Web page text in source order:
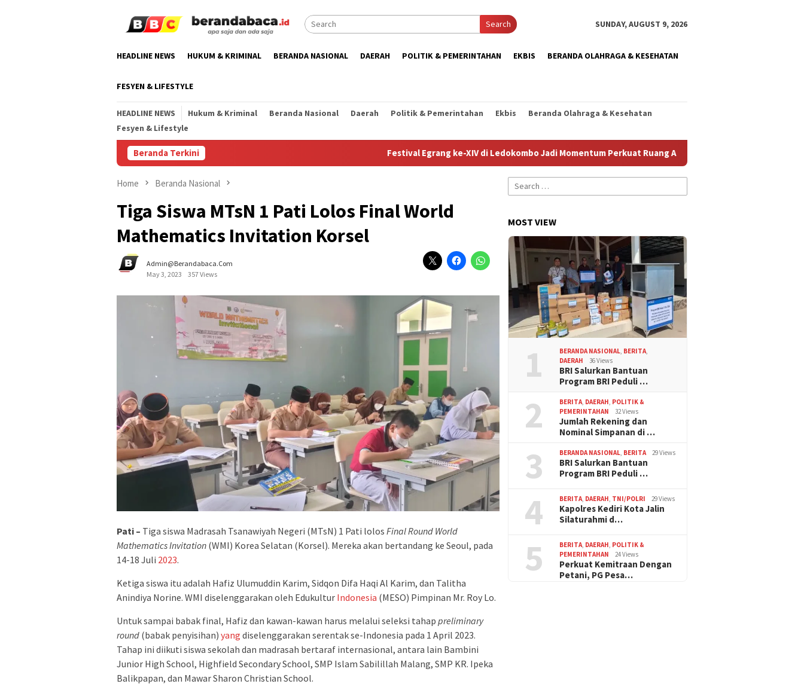
Search SUNDAY, AUGUST 9, 2026
HEADLINE NEWS HUKUM & KRIMINAL BERANDA NASIONAL DAERAH POLITIK & PEMERINTAHAN EKBIS BERANDA OLAHRAGA & KESEHATAN
FESYEN & LIFESTYLE
HEADLINE NEWS Hukum & Kriminal Beranda Nasional Daerah Politik & Pemerintahan Ekbis
Beranda Olahraga & Kesehatan
Fesyen & Lifestyle
Beranda Terkini Festival Egrang ke-XIV di Ledokombo Jadi Momentum Perkuat Ruang Aman bagi Anak
Home Beranda Nasional
Tiga Siswa MTsN 1 Pati Lolos Final World
Mathematics Invitation Korsel
Admin@berandabaca.com
May 3, 2023
357 Views
Pati – Tiga siswa Madrasah Tsanawiyah Negeri (MTsN) 1 Pati lolos Final Round World
Mathematics Invitation (WMI) Korea Selatan (Korsel). Mereka akan bertandang ke Seoul, pada
14-18 Juli 2023.
Ketiga siswa itu adalah Hafiz Ulumuddin Karim, Sidqon Difa Haqi Al Karim, dan Talitha
Anindiya Norine. WMI diselenggarakan oleh Edukultur Indonesia (MESO) Pimpinan Mr. Roy Lo.
Untuk sampai babak final, Hafiz dan kawan-kawan harus melalui seleksi tahap preliminary
round (babak penyisihan) yang diselenggarakan serentak se-Indonesia pada 1 April 2023.
Tahap ini diikuti siswa sekolah dan madrasah bertaraf internasional, antara lain Bambini
Junior High School, Highfield Secondary School, SMP Islam Sabilillah Malang, SMP KR. Ipeka
Balikpapan, dan Mawar Sharon Christian School.
Search
for:
MOST VIEW
1 BERANDA NASIONAL BERITA
DAERAH
36 Views
BRI Salurkan Bantuan
Program BRI Peduli …
2 BERITA DAERAH POLITIK &
PEMERINTAHAN
32 Views
Jumlah Rekening dan
Nominal Simpanan di …
3 BERANDA NASIONAL BERITA 29 Views
BRI Salurkan Bantuan
Program BRI Peduli …
4 BERITA DAERAH TNI/POLRI 29 Views
Kapolres Kediri Kota Jalin
Silaturahmi d…
5 BERITA DAERAH POLITIK &
PEMERINTAHAN
24 Views
Perkuat Kemitraan Dengan
Petani, PG Pesa…